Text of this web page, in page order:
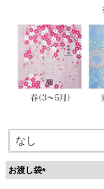
)
お渡し袋